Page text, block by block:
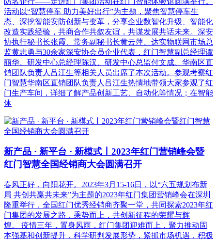
活动以“智慧停车 助力美好出行”为主题，聚焦智慧停车生
态、深挖智能安防创新与变革，分享企业数智化升级、智能化
改造实践经验，共商合作共叙友谊，共谋发展共话未来。深安
协执行秘书长张霞、常务副秘书长黄云萍、达实物联网市场总
监黄志勇与30余家深安协会员企业代表，红门智慧副总经理谭
丽华、研发中心总经理陈汉、研发中心总监付文成、华南区直
销团队负责人吕江生等相关人员出席了本次活动。参观考察红
门智慧华南区直销团队负责人吕江生热情地带领大家参观了红
门生产车间，详细了解产品创新工艺、自动化等情况；在智能
体
新产品 · 新平台 · 新模式丨2023年红门营销峰会暨
红门智慧全国经销商大会圆满召开
春风正好，向阳花开。2023年3月15-16日，以“六五规划布新
局 共创共赢共未来”为主题的2023年红门集团营销峰会在深圳
隆重举行，全国红门优秀经销商齐聚一堂，共同探索2023年红
门集团的发展之路，乘势而上，共创新征程的荣耀与辉
煌。 疫情三年，置身风雨，红门集团迎难而上，聚力推动固
本强基和创新提升，科学研判发展形势，紧抓市场机遇，积极